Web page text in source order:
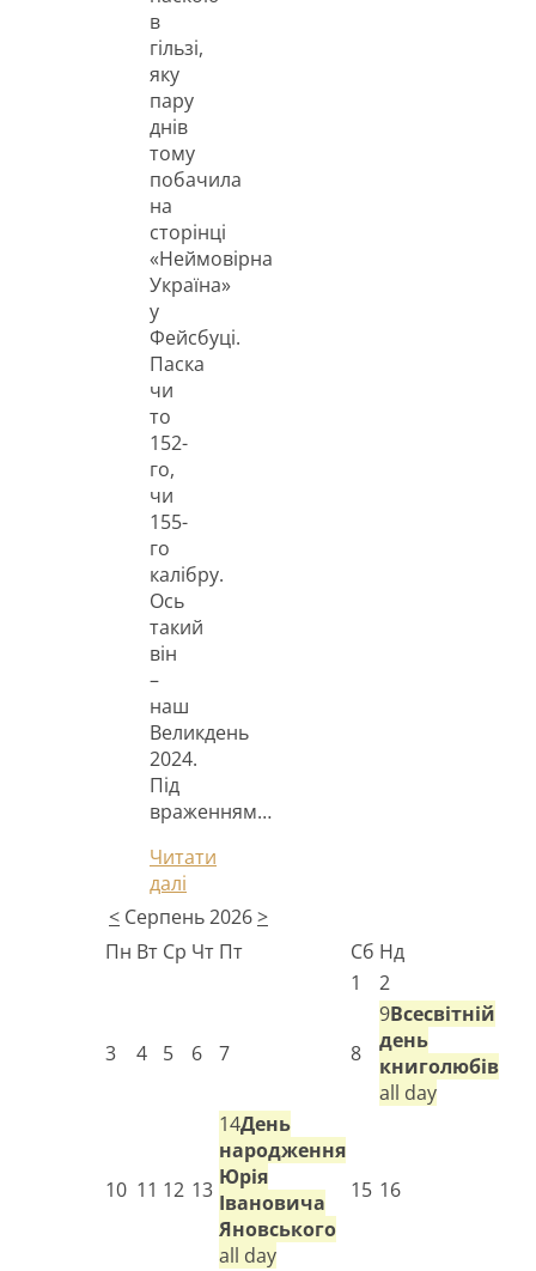
в
гільзі,
яку
пару
днів
тому
побачила
на
сторінці
«Неймовірна
Україна»
у
Фейсбуці.
Паска
чи
то
152-
го,
чи
155-
го
калібру.
Ось
такий
він
–
наш
Великдень
2024.
Під
враженням…
Читати
далі
< Серпень 2026>
Пн Вт Ср Чт Пт Сб Нд
1
2
3 4 5 6 7 8
9Всесвітній
день
книголюбів
all day
10 11 12 13
14День
народження
Юрія
Івановича
Яновського
all day
15 16